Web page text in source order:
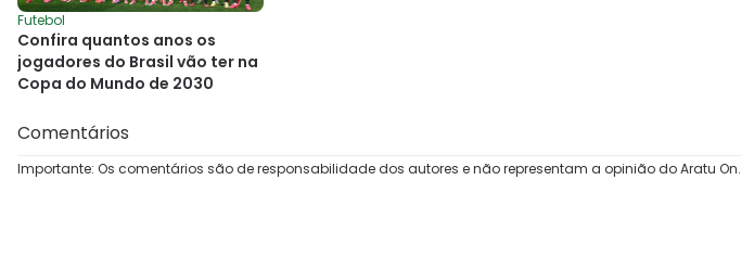
Futebol
Confira quantos anos os
jogadores do Brasil vão ter na
Copa do Mundo de 2030
Comentários
Importante: Os comentários são de responsabilidade dos autores e não representam a opinião do Aratu On.